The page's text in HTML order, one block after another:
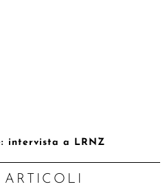
intervista a LRNZ
ARTICOLI